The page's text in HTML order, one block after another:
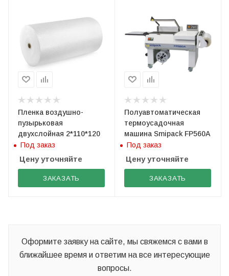
Пленка воздушно-
пузырьковая
двухслойная 2*110*120
Под заказ
Цену уточняйте
ЗАКАЗАТЬ
Полуавтоматическая
термоусадочная
машина Smipack FP560A
Под заказ
Цену уточняйте
ЗАКАЗАТЬ
Оформите заявку на сайте, мы свяжемся с вами в
ближайшее время и ответим на все интересующие
вопросы.